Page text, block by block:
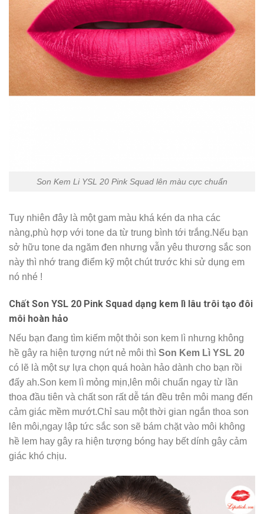
Son Kem Li YSL 20 Pink Squad lên màu cực chuẩn
Tuy nhiên đây là một gam màu khá kén da nha các
nàng,phù hợp với tone da từ trung bình tới trắng.Nếu bạn
sở hữu tone da ngăm đen nhưng vẫn yêu thương sắc son
này thì nhớ trang điểm kỹ một chút trước khi sử dụng em
nó nhé !
Chất Son YSL 20 Pink Squad dạng kem lì lâu trôi tạo đôi
môi hoàn hảo
Nếu bạn đang tìm kiếm một thỏi son kem lì nhưng không
hề gây ra hiện tượng nứt nẻ môi thì Son Kem Lì YSL 20
có lẽ là một sự lựa chọn quá hoàn hảo dành cho bạn rồi
đấy ah.Son kem lì mỏng mịn,lên môi chuẩn ngay từ lần
thoa đầu tiên và chất son rất dễ tán đều trên môi mang đến
cảm giác mềm mướt.Chỉ sau một thời gian ngắn thoa son
lên môi,ngay lập tức sắc son sẽ bám chặt vào môi không
hề lem hay gây ra hiện tượng bóng hay bết dính gây cảm
giác khó chịu.